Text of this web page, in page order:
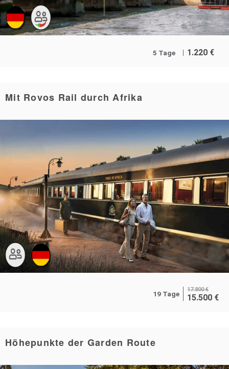
5 Tage 1.220 €
Mit Rovos Rail durch Afrika
19 Tage
17.800 €
15.500 €
Höhepunkte der Garden Route